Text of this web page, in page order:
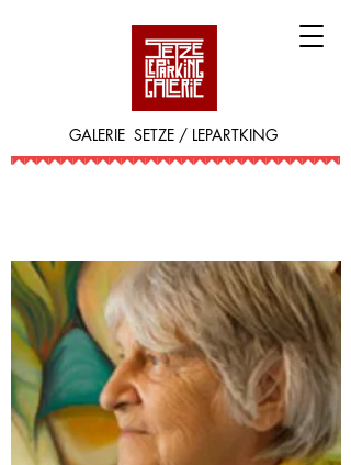
GALERIE SETZE / LEPARTKING